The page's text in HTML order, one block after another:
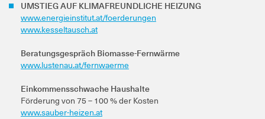
UMSTIEG AUF KLIMAFREUNDLICHE HEIZUNG
www.energieinstitut.at/foerderungen
www.kesseltausch.at
Beratungsgespräch Biomasse-Fernwärme
www.lustenau.at/fernwaerme
Einkommensschwache Haushalte
Förderung von 75 – 100 % der Kosten
www.sauber-heizen.at